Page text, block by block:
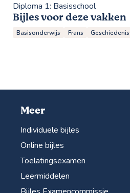
Diploma 1: Basisschool
Bijles voor deze vakken
Basisonderwijs Frans Geschiedenis
Meer
Individuele bijles
Online bijles
Toelatingsexamen
Leermiddelen